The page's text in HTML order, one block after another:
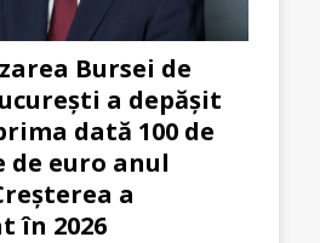
Bursei de
a depășit
dată 100 de
de euro anul
a
în 2026